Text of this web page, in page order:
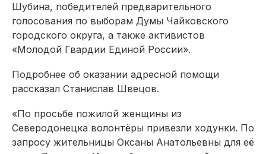
Шубина, победителей предварительного
голосования по выборам Думы Чайковского
городского округа, а также активистов
«Молодой Гвардии Единой России».
Подробнее об оказании адресной помощи
рассказал Станислав Швецов.
«По просьбе пожилой женщины из
Северодонецка волонтёры привезли ходунки. По
запросу жительницы Оксаны Анатольевны для её